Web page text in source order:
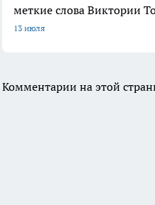
меткие слова Виктории
13 июля
Комментарии на этой